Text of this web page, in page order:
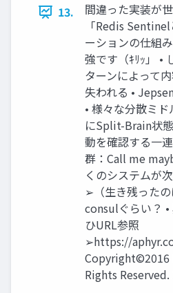
13.
間違った実装が
「Redis
ーションの仕組
強です（ｷﾘｯ」 •
ターンによって
失われる •
• 様々な分散ミ
にSplit-Brain状
動を確認する一
群：Call me
くのシステムが
➢（生き残った
consulぐらい？
ひURL参照
➢https://
Copyright©2016
Rights Reserved.